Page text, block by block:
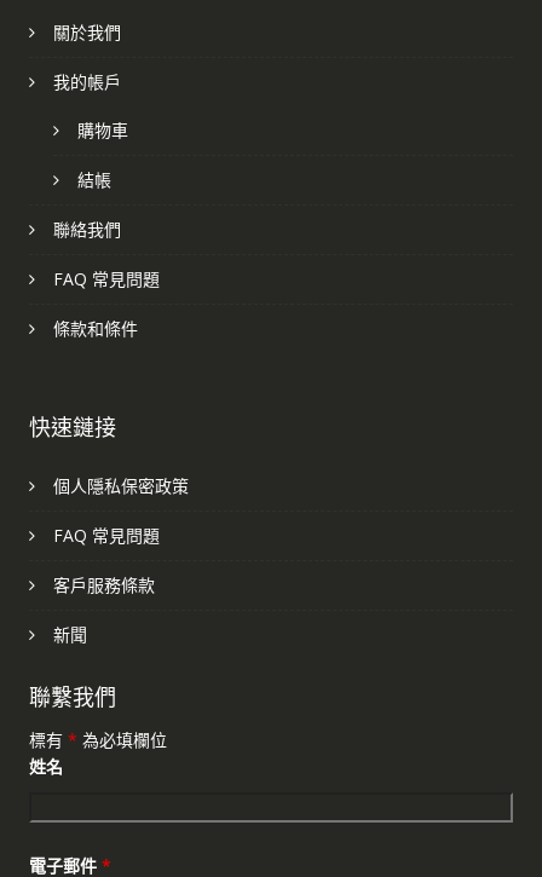
關於我們
我的帳戶
購物車
結帳
聯絡我們
FAQ 常見問題
條款和條件
快速鏈接
個人隱私保密政策
FAQ 常見問題
客戶服務條款
新聞
聯繫我們
標有 * 為必填欄位
姓名
電子郵件 *